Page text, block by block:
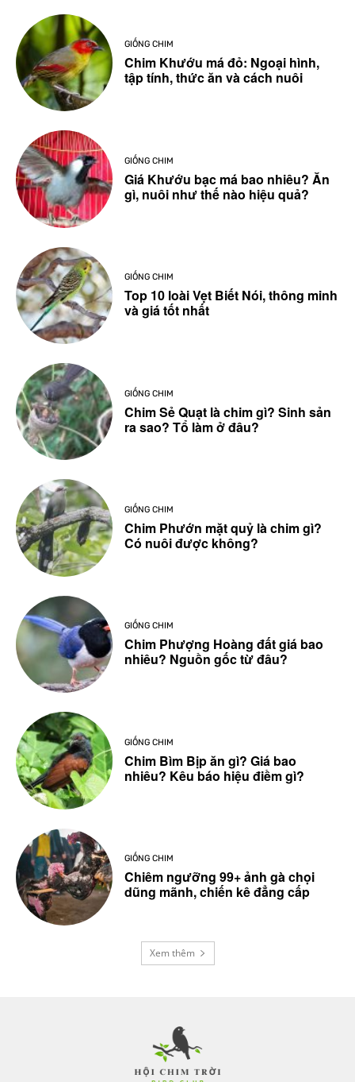
GIỐNG CHIM
Chim Khướu má đỏ: Ngoại hình,
tập tính, thức ăn và cách nuôi
GIỐNG CHIM
Giá Khướu bạc má bao nhiêu? Ăn
gì, nuôi như thế nào hiệu quả?
GIỐNG CHIM
Top 10 loài Vẹt Biết Nói, thông minh
và giá tốt nhất
GIỐNG CHIM
Chim Sẻ Quạt là chim gì? Sinh sản
ra sao? Tổ làm ở đâu?
GIỐNG CHIM
Chim Phướn mặt quỷ là chim gì?
Có nuôi được không?
GIỐNG CHIM
Chim Phượng Hoàng đất giá bao
nhiêu? Nguồn gốc từ đâu?
GIỐNG CHIM
Chim Bìm Bịp ăn gì? Giá bao
nhiêu? Kêu báo hiệu điềm gì?
GIỐNG CHIM
Chiêm ngưỡng 99+ ảnh gà chọi
dũng mãnh, chiến kê đẳng cấp
Xem thêm